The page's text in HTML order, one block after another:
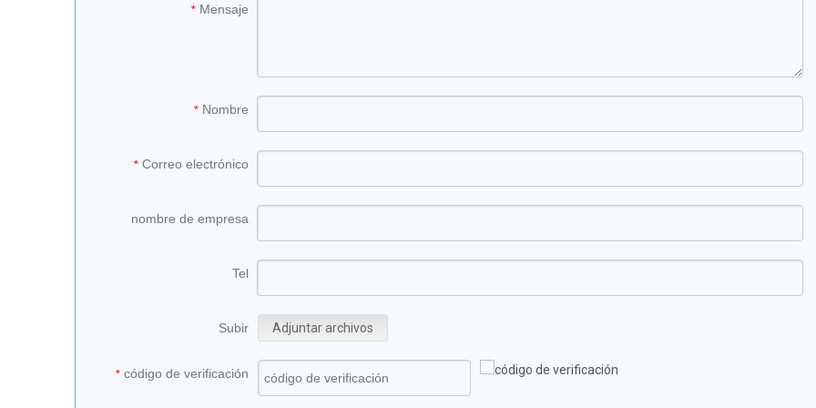
* Mensaje
* Nombre
* Correo electrónico
nombre de empresa
Tel
Subir Adjuntar archivos
* código de verificación